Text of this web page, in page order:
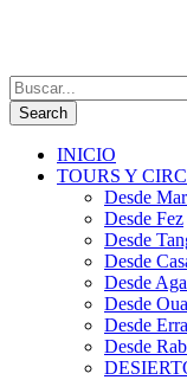
INICIO
TOURS Y
Desde
Desde Fez
Desde
Desde
Desde
Desde
Desde
Desde